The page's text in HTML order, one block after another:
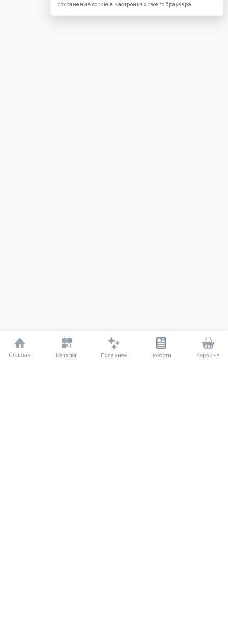
Главная Каталог Полезное Новости Корзина
сохранение cookie в настройках своего браузера